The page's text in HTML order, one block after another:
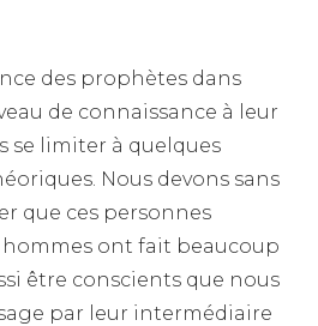
des prophètes dans
de connaissance à leur
se limiter à quelques
Nous devons sans
que ces personnes
ont fait beaucoup
être conscients que nous
par leur intermédiaire